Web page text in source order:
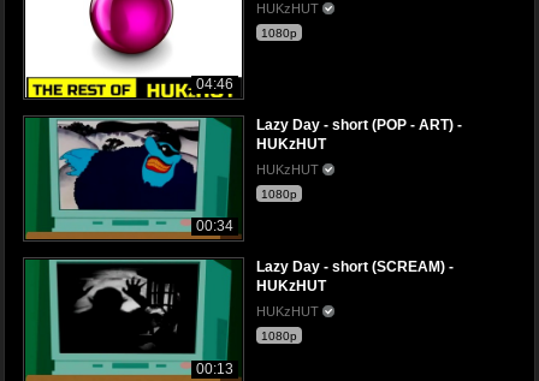
04:46
HUKzHUT
1080p
00:34
Lazy Day - short (POP - ART) -
HUKzHUT
HUKzHUT
1080p
00:13
Lazy Day - short (SCREAM) -
HUKzHUT
HUKzHUT
1080p